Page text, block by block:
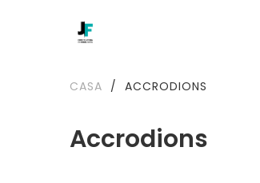
Accrodions
CASA / ACCRODIONS